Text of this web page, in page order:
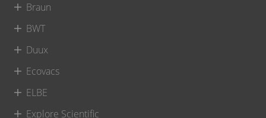
Braun
BWT
Duux
Ecovacs
ELBE
Explore Scientific